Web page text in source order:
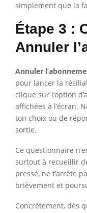
simplement que la
Étape 3 :
Annuler
Annuler
pour lancer la
clique sur l’option
affichées à l’écran.
ton choix ou de
sortie.
Ce questionnaire
surtout à recueillir
pressé, ne t’arrête
brièvement et
Concrètement, dès